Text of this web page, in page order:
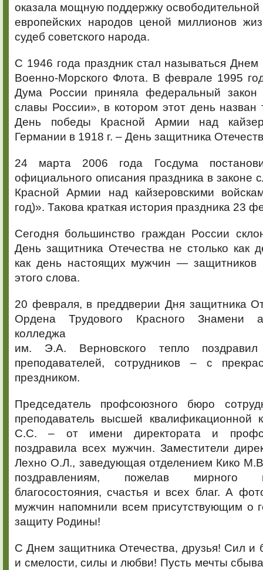
оказала мощную поддержку освободительной
европейских народов ценой миллионов
судеб советского народа.
С 1946 года праздник стал называться
Военно-Морского Флота. В феврале 1995
Дума России приняла федеральный
славы России», в котором этот день
День победы Красной Армии над
Германии в 1918 г. – День защитника
24 марта 2006 года Госдума
официального описания праздника в законе
Красной Армии над кайзеровскими
год)». Такова краткая история праздника 23
Сегодня большинство граждан России
День защитника Отечества не столько как
как день настоящих мужчин —
этого слова.
20 февраля, в преддверии Дня защитника
Ордена Трудового Красного Знамени
колледжа
им. Э.А. Верновского тепло
преподавателей, сотрудников – с
прездником.
Председатель профсоюзного бюро
преподаватель высшей квалификационной
С.С. – от имени директората и
поздравила всех мужчин. Заместители
Лехно О.Л., заведующая отделением Кико
поздравлениям, пожелав мирного
благосостояния, счастья и всех благ. А
мужчин напомнили всем присутствующим о
защиту Родины!
С Днем защитника Отечества, друзья! Сил и
и смелости, силы и любви! Пусть мечты